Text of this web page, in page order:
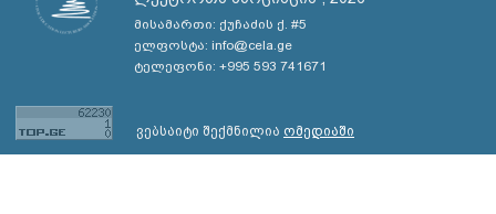
მისამართი: ქუჩაძის ქ. #5
ელფოსტა: info@cela.ge
ტელეფონი: +995 593 741671
ვებსაიტი შექმნილია ომედიაში